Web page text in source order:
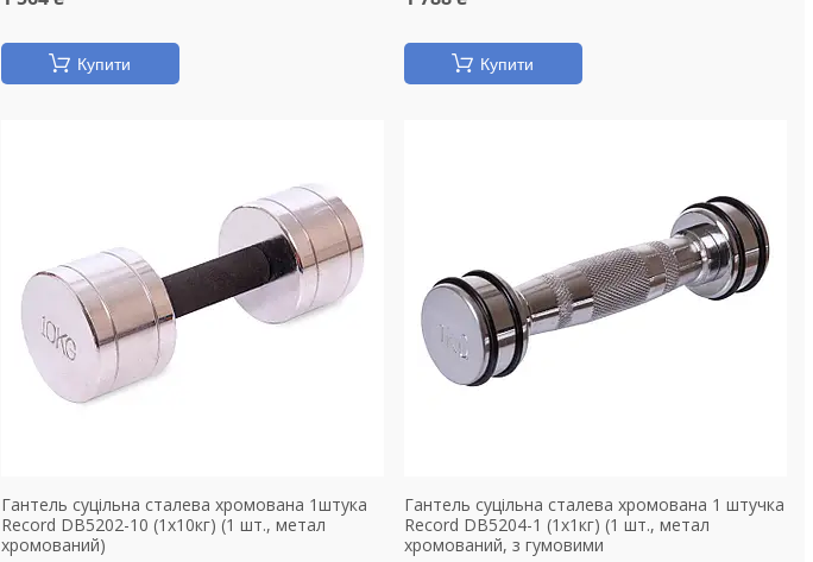
Купити Купити
Гантель суцільна сталева хромована 1штука
Record DB5202-10 (1x10кг) (1 шт., метал
хромований)
Гантель суцільна сталева хромована 1 штучка
Record DB5204-1 (1x1кг) (1 шт., метал
хромований, з гумовими